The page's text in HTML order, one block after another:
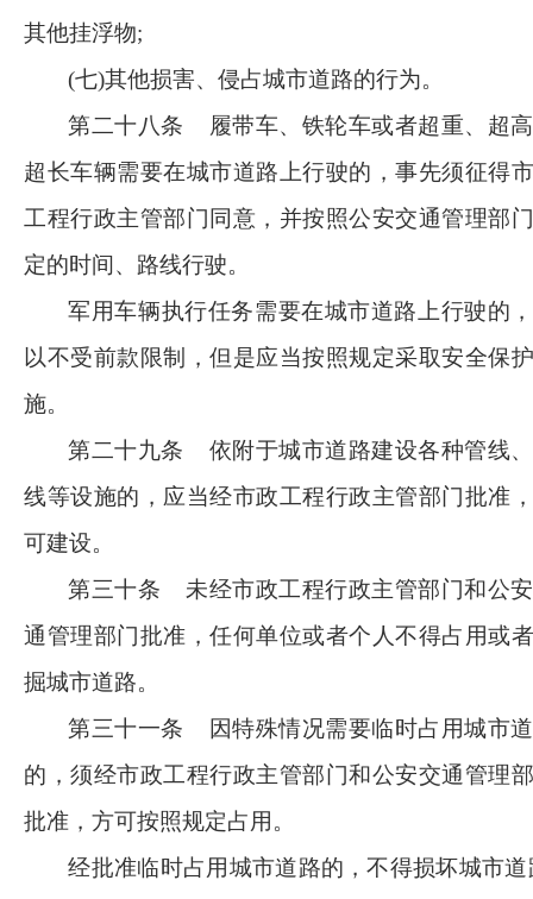
其他挂浮物;
(七)其他损害、侵占城市道路的行为。
第二十八条
履带车、铁轮车或者超重、超
超长车辆需要在城市道路上行驶的，事先须征得
工程行政主管部门同意，并按照公安交通管理部
定的时间、路线行驶。
军用车辆执行任务需要在城市道路上行驶的
以不受前款限制，但是应当按照规定采取安全保
施。
第二十九条
依附于城市道路建设各种管线
线等设施的，应当经市政工程行政主管部门批准
可建设。
第三十条
未经市政工程行政主管部门和公
通管理部门批准，任何单位或者个人不得占用或
掘城市道路。
第三十一条
因特殊情况需要临时占用城市
的，须经市政工程行政主管部门和公安交通管理
批准，方可按照规定占用。
经批准临时占用城市道路的，不得损坏城市道